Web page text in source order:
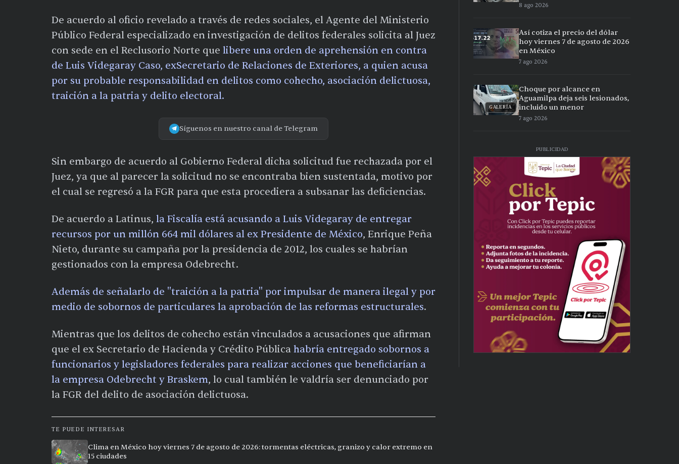
De acuerdo al oficio revelado a través de redes sociales, el Agente del Ministerio
Público Federal especializado en investigación de delitos federales solicita al Juez
con sede en el Reclusorio Norte que libere una orden de aprehensión en contra
de Luis Videgaray Caso, exSecretario de Relaciones de Exteriores, a quien acusa
por su probable responsabilidad en delitos como cohecho, asociación delictuosa,
traición a la patria y delito electoral.
Síguenos en nuestro canal de Telegram
Sin embargo de acuerdo al Gobierno Federal dicha solicitud fue rechazada por el
Juez, ya que al parecer la solicitud no se encontraba bien sustentada, motivo por
el cual se regresó a la FGR para que esta procediera a subsanar las deficiencias.
De acuerdo a Latinus, la Fiscalía está acusando a Luis Videgaray de entregar
recursos por un millón 664 mil dólares al ex Presidente de México, Enrique Peña
Nieto, durante su campaña por la presidencia de 2012, los cuales se habrían
gestionados con la empresa Odebrecht.
Además de señalarlo de "traición a la patria" por impulsar de manera ilegal y por
medio de sobornos de particulares la aprobación de las reformas estructurales.
Mientras que los delitos de cohecho están vinculados a acusaciones que afirman
que el ex Secretario de Hacienda y Crédito Pública habría entregado sobornos a
funcionarios y legisladores federales para realizar acciones que beneficiarían a
la empresa Odebrecht y Braskem, lo cual también le valdría ser denunciado por
la FGR del delito de asociación delictuosa.
TE PUEDE INTERESAR
Clima en México hoy viernes 7 de agosto de 2026: tormentas eléctricas, granizo y calor extremo en
15 ciudades
8 ago 2026
Así cotiza el precio del dólar
hoy viernes 7 de agosto de 2026
en México
7 ago 2026
GALERÍA
Choque por alcance en
Aguamilpa deja seis lesionados,
incluido un menor
7 ago 2026
PUBLICIDAD